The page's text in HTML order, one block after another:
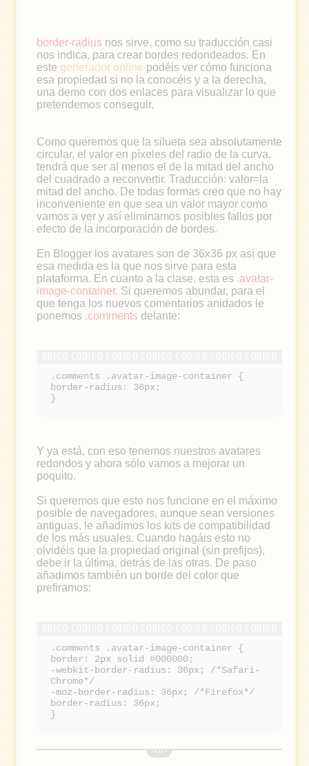
border-radius nos sirve, como su traducción casi
nos indica, para crear bordes redondeados. En
este generador online podéis ver cómo funciona
esa propiedad si no la conocéis y a la derecha,
una demo con dos enlaces para visualizar lo que
pretendemos conseguir.
Como queremos que la silueta sea absolutamente
circular, el valor en píxeles del radio de la curva,
tendrá que ser al menos el de la mitad del ancho
del cuadrado a reconvertir. Traducción: valor=la
mitad del ancho. De todas formas creo que no hay
inconveniente en que sea un valor mayor como
vamos a ver y así eliminamos posibles fallos por
efecto de la incorporación de bordes.
En Blogger los avatares son de 36x36 px así que
esa medida es la que nos sirve para esta
plataforma. En cuanto a la clase, esta es .avatar-
image-container. Si queremos abundar, para el
que tenga los nuevos comentarios anidados le
ponemos .comments delante:
.comments .avatar-image-container {
border-radius: 36px;
}
Y ya está, con eso tenemos nuestros avatares
redondos y ahora sólo vamos a mejorar un
poquito.
Si queremos que esto nos funcione en el máximo
posible de navegadores, aunque sean versiones
antiguas, le añadimos los kits de compatibilidad
de los más usuales. Cuando hagáis esto no
olvidéis que la propiedad original (sin prefijos),
debe ir la última, detrás de las otras. De paso
añadimos también un borde del color que
prefiramos:
.comments .avatar-image-container {
border: 2px solid #000000;
-webkit-border-radius: 36px; /*Safari-
Chrome*/
-moz-border-radius: 36px; /*Firefox*/
border-radius: 36px;
}